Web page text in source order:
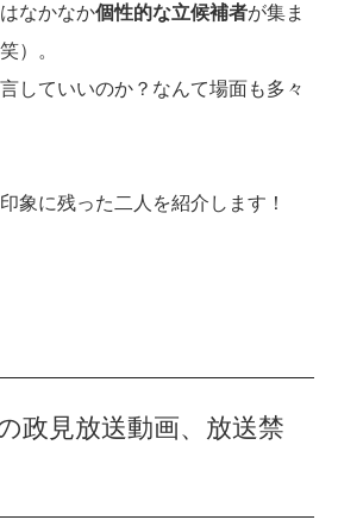
なかなか個性的な立候補者が集ま
）。
していいのか？なんて場面も多々
象に残った二人を紹介します！
政見放送動画、放送禁